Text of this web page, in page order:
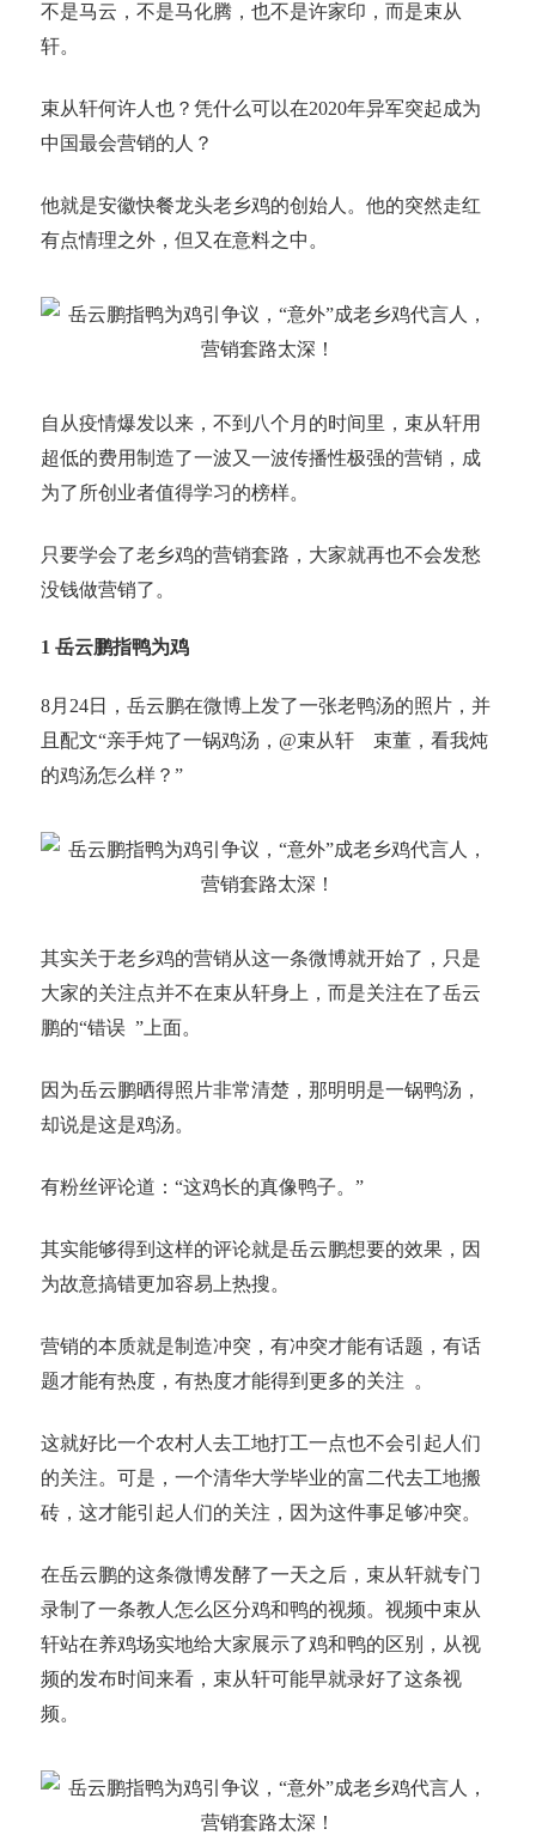
不是马云，不是马化腾，也不是许家印，而是束从
轩。
束从轩何许人也？凭什么可以在2020年异军突起成为
中国最会营销的人？
他就是安徽快餐龙头老乡鸡的创始人。他的突然走红
有点情理之外，但又在意料之中。
自从疫情爆发以来，不到八个月的时间里，束从轩用
超低的费用制造了一波又一波传播性极强的营销，成
为了所创业者值得学习的榜样。
只要学会了老乡鸡的营销套路，大家就再也不会发愁
没钱做营销了。
1 岳云鹏指鸭为鸡
8月24日，岳云鹏在微博上发了一张老鸭汤的照片，并
且配文“亲手炖了一锅鸡汤，@束从轩 束董，看我炖
的鸡汤怎么样？”
其实关于老乡鸡的营销从这一条微博就开始了，只是
大家的关注点并不在束从轩身上，而是关注在了岳云
鹏的“错误 ”上面。
因为岳云鹏晒得照片非常清楚，那明明是一锅鸭汤，
却说是这是鸡汤。
有粉丝评论道：“这鸡长的真像鸭子。”
其实能够得到这样的评论就是岳云鹏想要的效果，因
为故意搞错更加容易上热搜。
营销的本质就是制造冲突，有冲突才能有话题，有话
题才能有热度，有热度才能得到更多的关注 。
这就好比一个农村人去工地打工一点也不会引起人们
的关注。可是，一个清华大学毕业的富二代去工地搬
砖，这才能引起人们的关注，因为这件事足够冲突。
在岳云鹏的这条微博发酵了一天之后，束从轩就专门
录制了一条教人怎么区分鸡和鸭的视频。视频中束从
轩站在养鸡场实地给大家展示了鸡和鸭的区别，从视
频的发布时间来看，束从轩可能早就录好了这条视
频。